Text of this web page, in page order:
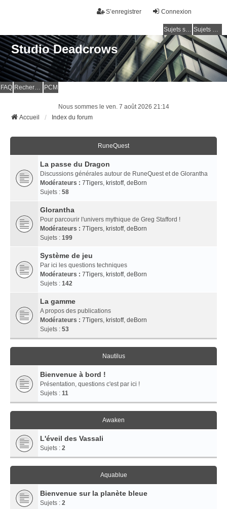
Connexion
S’enregistrer
Sujets sans réponse Sujets actifs
Studio Deadcrows
FAQ Rechercher PCM
Nous sommes le ven. 7 août 2026 21:14
Accueil
Index du forum
RuneQuest
La passe du Dragon
Discussions générales autour de RuneQuest et de Glorantha
Modérateurs : 7Tigers, kristoff, deBorn
Sujets : 58
Glorantha
Pour parcourir l'univers mythique de Greg Stafford !
Modérateurs : 7Tigers, kristoff, deBorn
Sujets : 199
Système de jeu
Par ici les questions techniques
Modérateurs : 7Tigers, kristoff, deBorn
Sujets : 142
La gamme
A propos des publications
Modérateurs : 7Tigers, kristoff, deBorn
Sujets : 53
Nautilus
Bienvenue à bord !
Présentation, questions c'est par ici !
Sujets : 11
Awaken
L'éveil des Vassali
Sujets : 2
Aquablue
Bienvenue sur la planète bleue
Sujets : 2